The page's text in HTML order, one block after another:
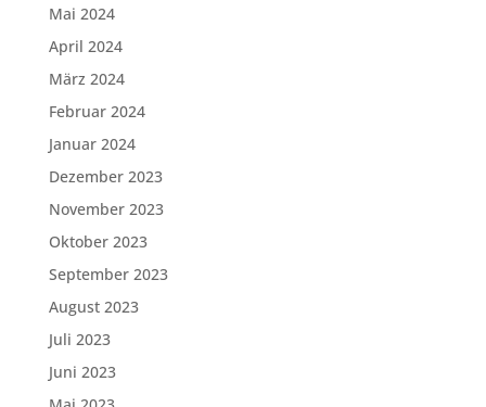
Mai 2024
April 2024
März 2024
Februar 2024
Januar 2024
Dezember 2023
November 2023
Oktober 2023
September 2023
August 2023
Juli 2023
Juni 2023